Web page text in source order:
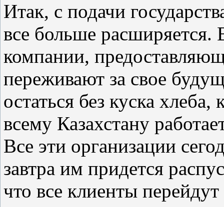
Итак, с подачи
все больше расширяется.
компании,
переживают за свое
остаться без куска
всему Казахстану
Все эти организации
завтра им придется
что все клиенты